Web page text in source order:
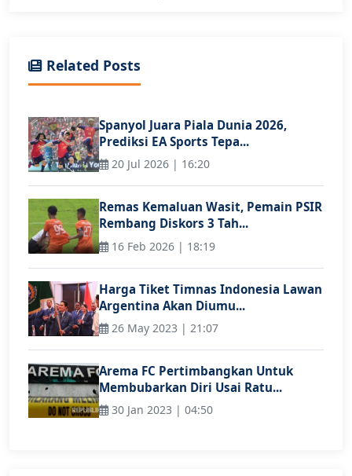
Related Posts
Spanyol Juara Piala Dunia 2026,
Prediksi EA Sports Tepa...
20 Jul 2026 | 16:20
Remas Kemaluan Wasit, Pemain PSIR
Rembang Diskors 3 Tah...
16 Feb 2026 | 18:19
Harga Tiket Timnas Indonesia Lawan
Argentina Akan Diumu...
26 May 2023 | 21:07
Arema FC Pertimbangkan Untuk
Membubarkan Diri Usai Ratu...
30 Jan 2023 | 04:50